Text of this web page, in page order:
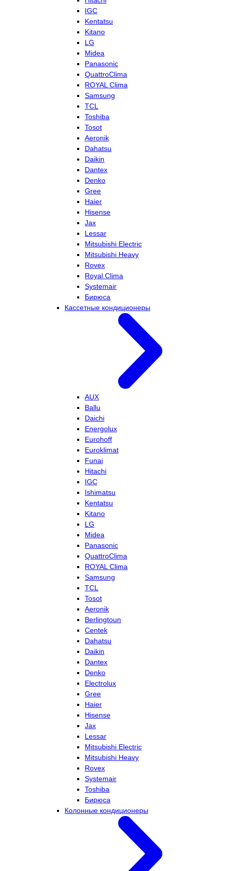
IGC
Kentatsu
Kitano
LG
Midea
Panasonic
QuattroClima
ROYAL Clima
Samsung
TCL
Toshiba
Tosot
Aeronik
Dahatsu
Daikin
Dantex
Denko
Gree
Haier
Hisense
Jax
Lessar
Mitsubishi Electric
Mitsubishi Heavy
Rovex
Royal Clima
Systemair
Бирюса
Кассетные кондиционеры
AUX
Ballu
Daichi
Energolux
Eurohoff
Euroklimat
Funai
Hitachi
IGC
Ishimatsu
Kentatsu
Kitano
LG
Midea
Panasonic
QuattroClima
ROYAL Clima
Samsung
TCL
Tosot
Aeronik
Berlingtoun
Centek
Dahatsu
Daikin
Dantex
Denko
Electrolux
Gree
Haier
Hisense
Jax
Lessar
Mitsubishi Electric
Mitsubishi Heavy
Rovex
Systemair
Toshiba
Бирюса
Колонные кондиционеры